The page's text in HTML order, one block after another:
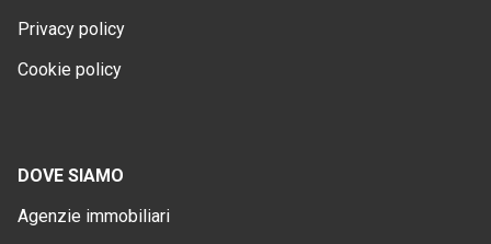
Privacy policy
Cookie policy
DOVE SIAMO
Agenzie immobiliari